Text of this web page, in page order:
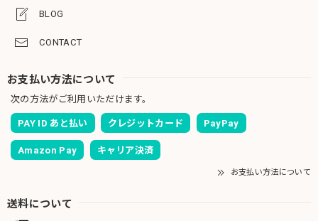
BLOG
CONTACT
お支払い方法について
次の方法がご利用いただけます。
PAY ID あと払い クレジットカード PayPay
Amazon Pay キャリア決済
お支払い方法について
送料について